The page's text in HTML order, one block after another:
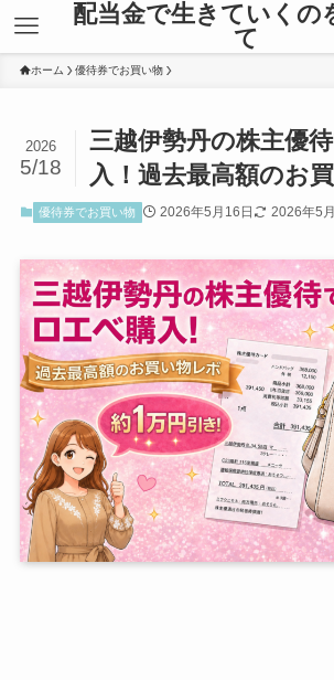
配当金で生きていくの
て
ホーム 優待券でお買い物
三越伊勢丹の株主優
入！過去最高額のお
2026
5/18
優待券でお買い物 2026年5月16日 2026年5